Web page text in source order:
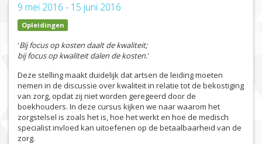
9 mei 2016 - 15 juni 2016
Opleidingen
'Bij focus op kosten daalt de kwaliteit;
bij focus op kwaliteit dalen de kosten.'
Deze stelling maakt duidelijk dat artsen de leiding moeten
nemen in de discussie over kwaliteit in relatie tot de bekostiging
van zorg, opdat zij niet worden geregeerd door de
boekhouders. In deze cursus kijken we naar waarom het
zorgstelsel is zoals het is, hoe het werkt en hoe de medisch
specialist invloed kan uitoefenen op de betaalbaarheid van de
zorg.